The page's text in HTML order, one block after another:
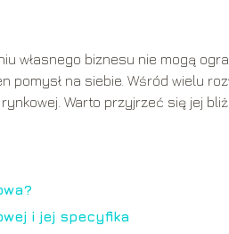
własnego biznesu nie mogą
pomysł na siebie. Wśród wielu
Warto przyjrzeć się jej
i jej specyfika